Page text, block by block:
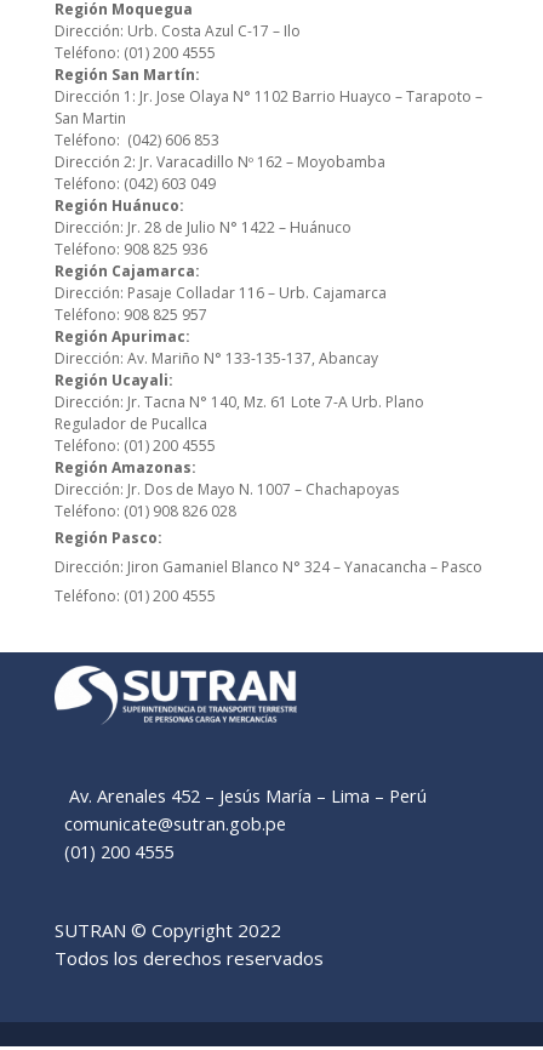
Región Moquegua
Dirección: Urb. Costa Azul C-17 – Ilo
Teléfono: (01) 200 4555
Región San Martín:
Dirección 1: Jr. Jose Olaya N° 1102 Barrio Huayco – Tarapoto –
San Martin
Teléfono: (042) 606 853
Dirección 2: Jr. Varacadillo Nº 162 – Moyobamba
Teléfono: (042) 603 049
Región Huánuco:
Dirección: Jr. 28 de Julio N° 1422 – Huánuco
Teléfono: 908 825 936
Región Cajamarca:
Dirección: Pasaje Colladar 116 – Urb. Cajamarca
Teléfono: 908 825 957
Región Apurimac:
Dirección: Av. Mariño N° 133-135-137, Abancay
Región Ucayali:
Dirección: Jr. Tacna N° 140, Mz. 61 Lote 7-A Urb. Plano
Regulador de Pucallca
Teléfono: (01) 200 4555
Región Amazonas:
Dirección: Jr. Dos de Mayo N. 1007 – Chachapoyas
Teléfono: (01) 908 826 028
Región Pasco:
Dirección: Jiron Gamaniel Blanco N° 324 – Yanacancha – Pasco
Teléfono: (01) 200 4555
Av. Arenales 452 – Jesús María – Lima – Perú
comunicate@sutran.gob.pe
(01) 200 4555
SUTRAN © Copyright 2022
Todos los derechos reservados